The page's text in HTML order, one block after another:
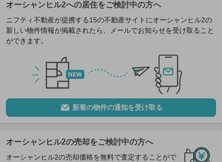
オーシャンヒル2への居住をご検討中の方へ
ニフティ不動産が提携する15の不動産サイトにオーシャンヒル2の
新しい物件情報が掲載されたら、メールでお知らせを受け取ること
ができます。
新着の物件の通知を受け取る
オーシャンヒル2の売却をご検討中の方へ
オーシャンヒル2の売却価格を無料で査定することがで